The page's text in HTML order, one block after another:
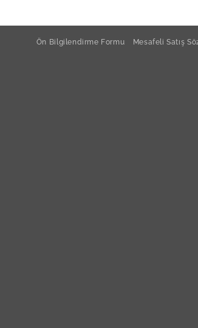
Ön Bilgilendirme Formu Mesafeli Satış